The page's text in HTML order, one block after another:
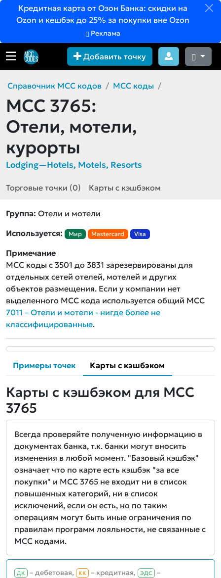
Кредитная карта от Озон Банка: скидки на
Ozon и кешбэк до 25% за покупки вне Ozon
Реклама
Добавить точку
Справочник MCC кодов MCC коды
MCC 3765:
Отели, мотели,
курорты
Lodging—Hotels, Motels, Resorts
Торговые точки (0) Карты с кэшбэком
Группа: Отели и мотели
Используется:
Мир Mastercard Visa
Примечание
MCC коды с 3501 до 3831 зарезервированы для
отдельных сетей отелей, мотелей и других
объектов размещения. Если у компании нет
выделенного MCC кода используется общий MCC
7011 – Отели и мотели - нигде более не
классифицированные.
Примеры точек Карты с кэшбэком
Карты с кэшбэком для MCC
3765
Всегда проверяйте полученную информацию в
документах банка, т.к. банки могут вносить
изменения в любой момент. "Базовый кэшбэк"
означает что по карте есть кэшбэк "за все
покупки" и MCC 3765 не входит ни в список
повышенных категорий, ни в список
исключений, если он есть, но по таким
операциям могут быть иные ограничения по
правилам программ лояльности, не связанные с
MCC кодами.
ДК – дебетовая, КК – кредитная, ЭДС
–